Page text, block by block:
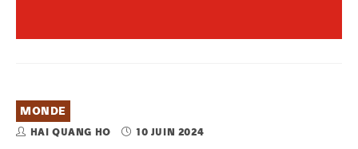
MONDE
HAI QUANG HO 10 JUIN 2024